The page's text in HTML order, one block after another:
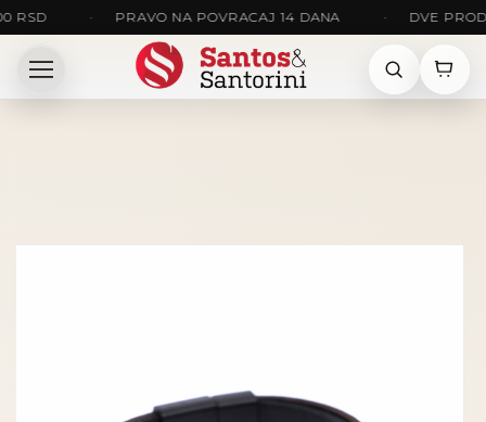
• PRAVO NA POVRACAJ 14 DANA DVE